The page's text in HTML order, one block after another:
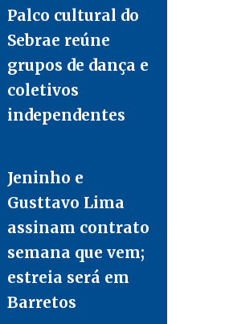
Palco cultural do
Sebrae reúne
grupos de dança e
coletivos
independentes
Jeninho e
Gusttavo Lima
assinam contrato
semana que vem;
estreia será em
Barretos